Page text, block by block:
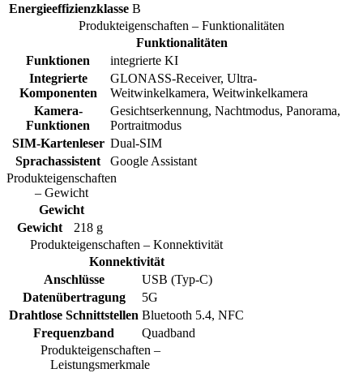
Energieeffizienzklasse B
Produkteigenschaften – Funktionalitäten
Funktionalitäten
Funktionen
integrierte KI
Integrierte
Komponenten
GLONASS-Receiver, Ultra-
Weitwinkelkamera, Weitwinkelkamera
Kamera-
Funktionen
Gesichtserkennung, Nachtmodus, Panorama,
Portraitmodus
SIM-Kartenleser Dual-SIM
Sprachassistent
Google Assistant
Produkteigenschaften
– Gewicht
Gewicht
Gewicht
218 g
Produkteigenschaften – Konnektivität
Konnektivität
Anschlüsse
USB (Typ-C)
Datenübertragung
5G
Drahtlose Schnittstellen Bluetooth 5.4, NFC
Frequenzband
Quadband
Produkteigenschaften –
Leistungsmerkmale